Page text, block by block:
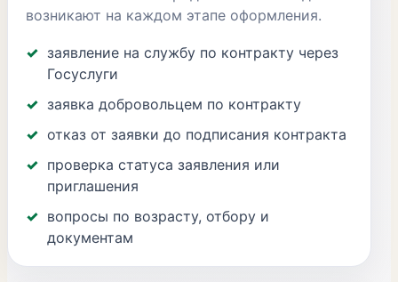
возникают на каждом этапе оформления.
заявление на службу по контракту через
Госуслуги
заявка добровольцем по контракту
отказ от заявки до подписания контракта
проверка статуса заявления или
приглашения
вопросы по возрасту, отбору и
документам